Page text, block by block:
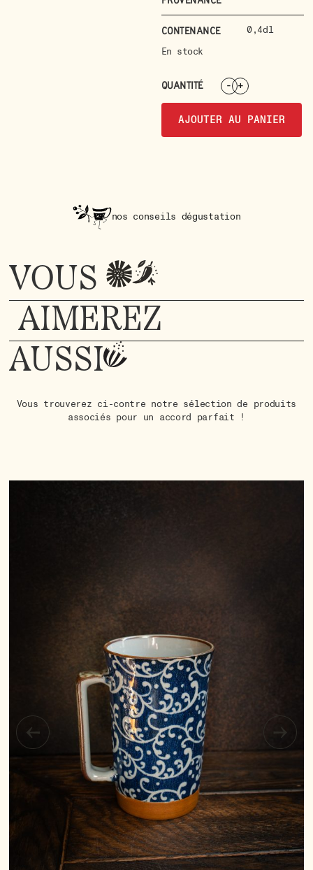
Contenance
0,4dl
En stock
QUANTITÉ - +
AJOUTER AU PANIER
nos conseils dégustation
VOUS
AIMEREZ
AUSSI
Vous trouverez ci-contre notre sélection de produits
associés pour un accord parfait !